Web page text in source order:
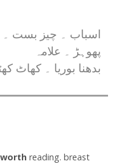
اسباب ۔ چیز بست ۔
پھوہڑ ۔ علامہ
بدھنا بوریا ۔ کھاٹ
worth reading. breast